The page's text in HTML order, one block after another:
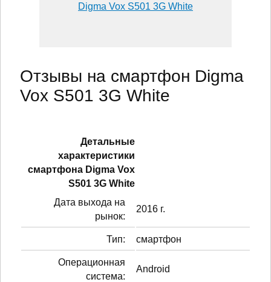
Digma Vox S501 3G White
Отзывы на смартфон Digma
Vox S501 3G White
Детальные
характеристики
смартфонa Digma Vox
S501 3G White
Дата выхода на
рынок:
2016 г.
Тип: смартфон
Операционная
система:
Android